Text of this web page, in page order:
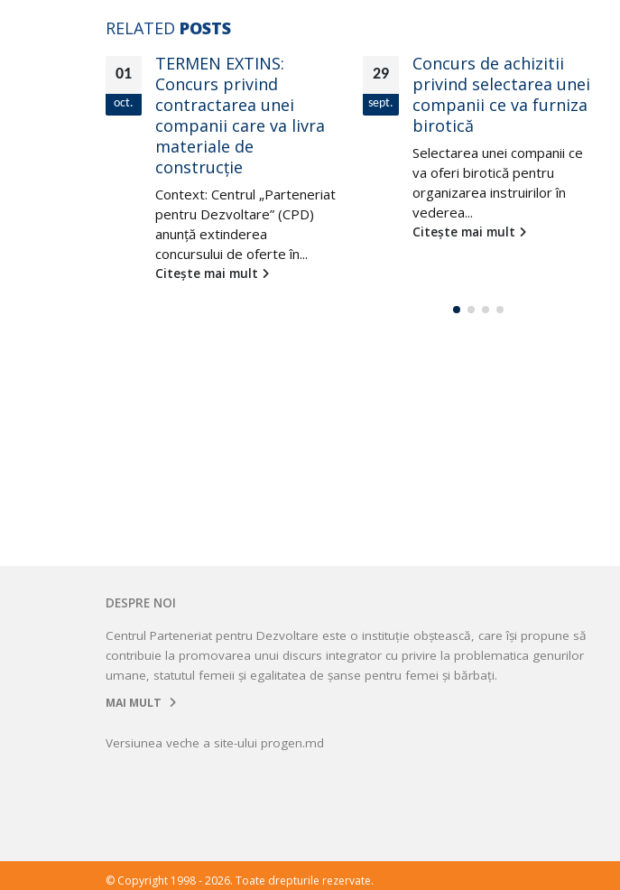
RELATED POSTS
01
oct.
TERMEN EXTINS:
Concurs privind
contractarea unei
companii care va livra
materiale de
construcție
Context: Centrul „Parteneriat
pentru Dezvoltare” (CPD)
anunță extinderea
concursului de oferte în...
Citește mai mult
29
sept.
Concurs de achizitii
privind selectarea unei
companii ce va furniza
birotică
Selectarea unei companii ce
va oferi birotică pentru
organizarea instruirilor în
vederea...
Citește mai mult
DESPRE NOI
Centrul Parteneriat pentru Dezvoltare este o instituție obștească, care își propune să
contribuie la promovarea unui discurs integrator cu privire la problematica genurilor
umane, statutul femeii și egalitatea de șanse pentru femei și bărbați.
MAI MULT
Versiunea veche a site-ului progen.md
© Copyright 1998 - 2026. Toate drepturile rezervate.